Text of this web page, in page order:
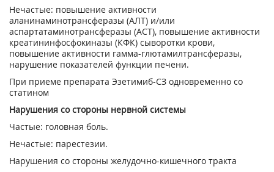
Нечастые: повышение активности
аланинаминотрансферазы (АЛТ) и/или
аспартатаминотрансферазы (ACT), повышение активности
креатининфосфокиназы (КФК) сыворотки крови,
повышение активности гамма-глютамилтрансферазы,
нарушение показателей функции печени.
При приеме препарата Эзетимиб-СЗ одновременно со
статином
Нарушения со стороны нервной системы
Частые: головная боль.
Нечастые: парестезии.
Нарушения со стороны желудочно-кишечного тракта